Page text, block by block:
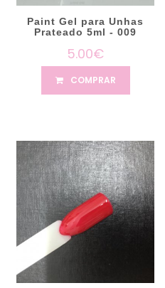
Paint Gel para Unhas
Prateado 5ml - 009
5.00€
COMPRAR